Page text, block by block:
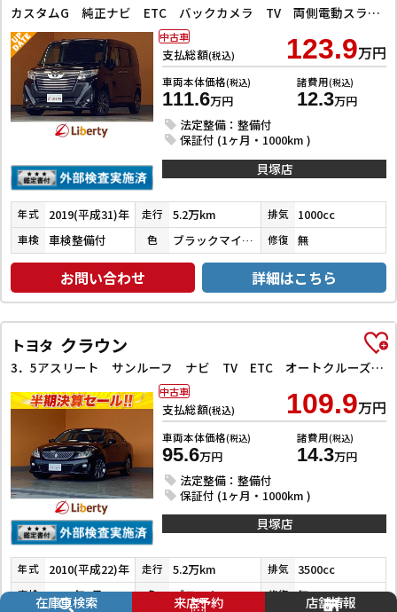
カスタムG 純正ナビ ETC バックカメラ TV 両側電動スライドドア クリアランスソナー オートクルーズコントロール 衝突被害軽減システム アルミホイール オートマチックハイビーム LEDヘッドランプ
支払総額(税込) 123.9万円
車両本体価格(税込)
111.6万円
諸費用(税込)
12.3万円
法定整備：整備付
保証付 (1ヶ月・1000km )
中古車
貝塚店
年式 2019(平成31)年 走行 5.2万km 排気 1000cc
車検 車検整備付 色 ブラックマイカメタリック 修復 無
お問い合わせ 詳細はこちら
トヨタ クラウン
3．5アスリート サンルーフ ナビ TV ETC オートクルーズコントロール バックカメラ アルミホイール オートライト HID AT シートヒーター シートエアコン スマートキー 電動格納ミラー 盗難防止システム
支払総額(税込) 109.9万円
車両本体価格(税込)
95.6万円
諸費用(税込)
14.3万円
法定整備：整備付
保証付 (1ヶ月・1000km )
中古車
貝塚店
年式 2010(平成22)年 走行 5.2万km 排気 3500cc
車検 2027年1月 色 ブラック 修復 無
在庫車検索 来店予約 店舗情報